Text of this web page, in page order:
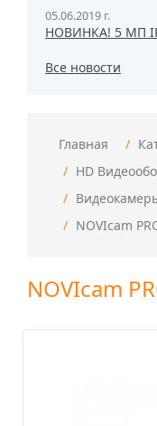
05.06.2019 г.
НОВИНКА! 5 МП
Все новости
Главная
HD
NOVIcam
NOVIcam